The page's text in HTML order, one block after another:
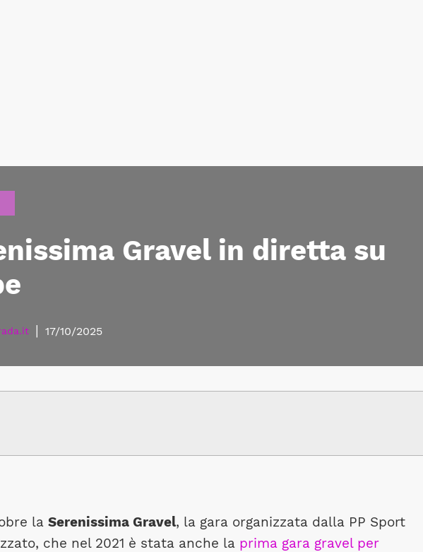
Gravel in diretta su
| 17/10/2025
la Serenissima Gravel, la gara organizzata dalla PP Sport
che nel 2021 è stata anche la prima gara gravel per